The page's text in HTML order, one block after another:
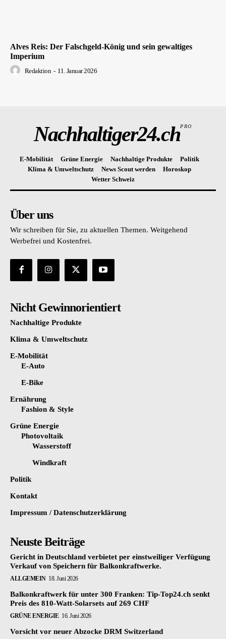
Alves Reis: Der Falschgeld-König und sein gewaltiges
Imperium
Redaktion - 11. Januar 2026
Nachhaltiger24.chPRO
E-Mobilität Grüne Energie Nachhaltige Produkte
Politik
Klima & Umweltschutz
News Scout werden
Horoskop
Wetter Schweiz
Über uns
Wir schreiben für Sie, zu aktuellen Themen. Weitgehend
Werbefrei und Kostenfrei.
Nicht Gewinnorientiert
Nachhaltige Produkte
Klima & Umweltschutz
E-Mobilität
E-Auto
E-Bike
Ernährung
Fashion & Style
Grüne Energie
Photovoltaik
Wasserstoff
Windkraft
Politik
Kontakt
Impressum / Datenschutzerklärung
Neuste Beiträge
Gericht in Deutschland verbietet per einstweiliger Verfügung
Verkauf von Speichern für Balkonkraftwerke.
ALLGEMEIN 18. Juni 2026
Balkonkraftwerk für unter 300 Franken: Tip-Top24.ch senkt
Preis des 810-Watt-Solarsets auf 269 CHF
GRÜNE ENERGIE 16. Juni 2026
Vorsicht vor neuer Abzocke DRM Switzerland